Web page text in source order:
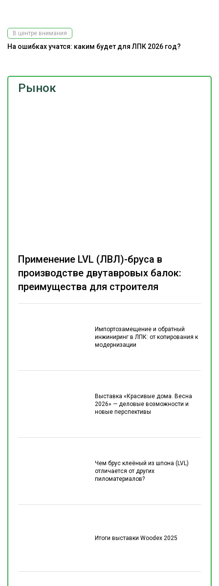
Рынок
Импортозамещение и обратный
инжиниринг в ЛПК: от копирования к
модернизации
Выставка «Красивые дома. Весна
2026» — деловые возможности и
новые перспективы
Чем брус клеёный из шпона (LVL)
отличается от других
пиломатериалов?
Итоги выставки Woodex 2025
Применение LVL (ЛВЛ)-бруса в
производстве двутавровых балок:
преимущества для строителя
В центре внимания
На ошибках учатся: каким будет для ЛПК 2026 год?